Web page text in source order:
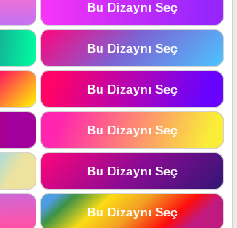
Bu Dizaynı Seç
Bu Dizaynı Seç
Bu Dizaynı Seç
Bu Dizaynı Seç
Bu Dizaynı Seç
Bu Dizaynı Seç